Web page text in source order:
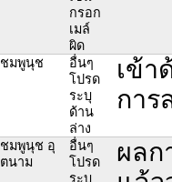
กรอก
เมล์
ผิด
ชมพูนุช
อื่นๆ
โปรด
ระบุ
ด้าน
ล่าง
เข้า
การ
ชมพูนุช อุ
ตนาม
อื่นๆ
โปรด
ระบุ
ผลก